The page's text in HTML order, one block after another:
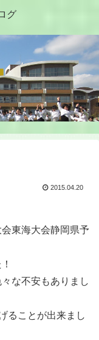
グ
2015.04.20
東海大会静岡県予
な不安もありまし
ることが出来まし